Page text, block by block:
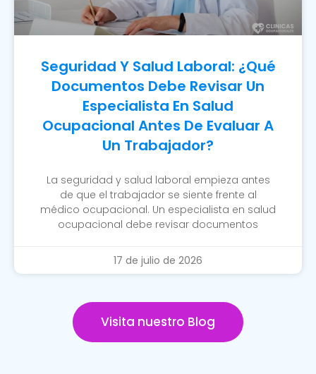
Seguridad Y Salud Laboral: ¿Qué
Documentos Debe Revisar Un
Especialista En Salud
Ocupacional Antes De Evaluar A
Un Trabajador?
La seguridad y salud laboral empieza antes
de que el trabajador se siente frente al
médico ocupacional. Un especialista en salud
ocupacional debe revisar documentos
17 de julio de 2026
Visita nuestro Blog